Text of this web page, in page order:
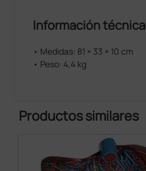
Información técnica
• Medidas: 81 × 33 × 10 cm
• Peso: 4,4 kg
Productos similares